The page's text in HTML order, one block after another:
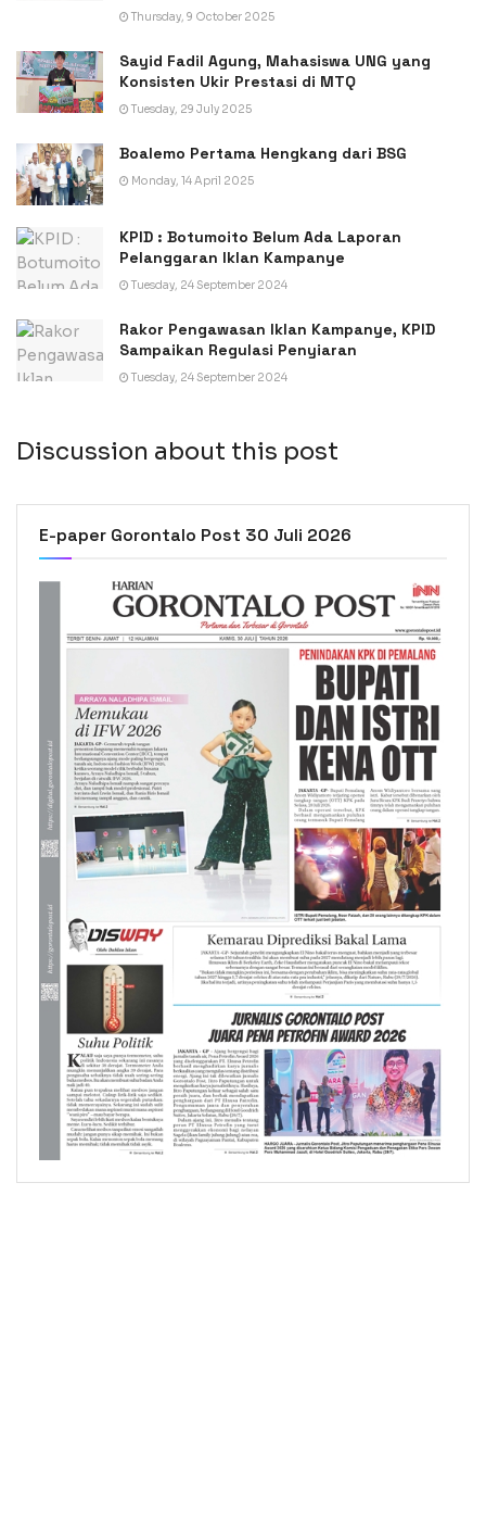
Thursday, 9 October 2025
Sayid Fadil Agung, Mahasiswa UNG yang
Konsisten Ukir Prestasi di MTQ
Tuesday, 29 July 2025
Boalemo Pertama Hengkang dari BSG
Monday, 14 April 2025
KPID : Botumoito Belum Ada Laporan
Pelanggaran Iklan Kampanye
Tuesday, 24 September 2024
Rakor Pengawasan Iklan Kampanye, KPID
Sampaikan Regulasi Penyiaran
Tuesday, 24 September 2024
Discussion about this post
E-paper Gorontalo Post 30 Juli 2026